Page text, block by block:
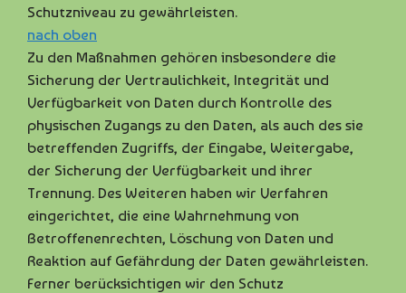
Schutzniveau zu gewährleisten.
nach oben
Zu den Maßnahmen gehören insbesondere die
Sicherung der Vertraulichkeit, Integrität und
Verfügbarkeit von Daten durch Kontrolle des
physischen Zugangs zu den Daten, als auch des sie
betreffenden Zugriffs, der Eingabe, Weitergabe,
der Sicherung der Verfügbarkeit und ihrer
Trennung. Des Weiteren haben wir Verfahren
eingerichtet, die eine Wahrnehmung von
Betroffenenrechten, Löschung von Daten und
Reaktion auf Gefährdung der Daten gewährleisten.
Ferner berücksichtigen wir den Schutz